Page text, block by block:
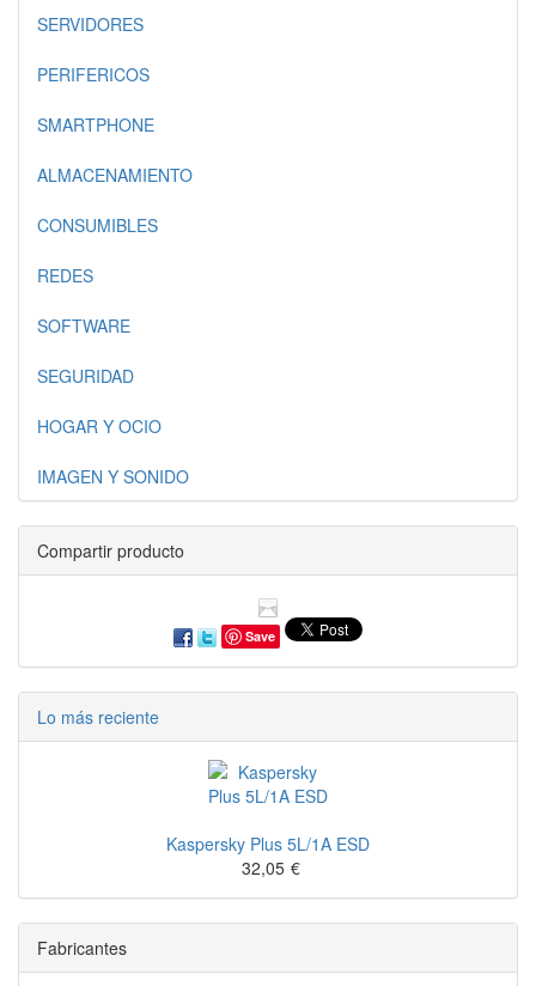
SERVIDORES
PERIFERICOS
SMARTPHONE
ALMACENAMIENTO
CONSUMIBLES
REDES
SOFTWARE
SEGURIDAD
HOGAR Y OCIO
IMAGEN Y SONIDO
Compartir producto
Save
Lo más reciente
Kaspersky Plus 5L/1A ESD
32,05 €
Fabricantes